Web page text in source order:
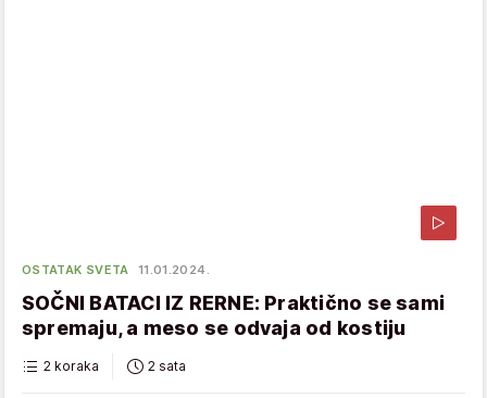
OSTATAK SVETA 11.01.2024.
SOČNI BATACI IZ RERNE: Praktično se sami
spremaju, a meso se odvaja od kostiju
2 koraka 2 sata